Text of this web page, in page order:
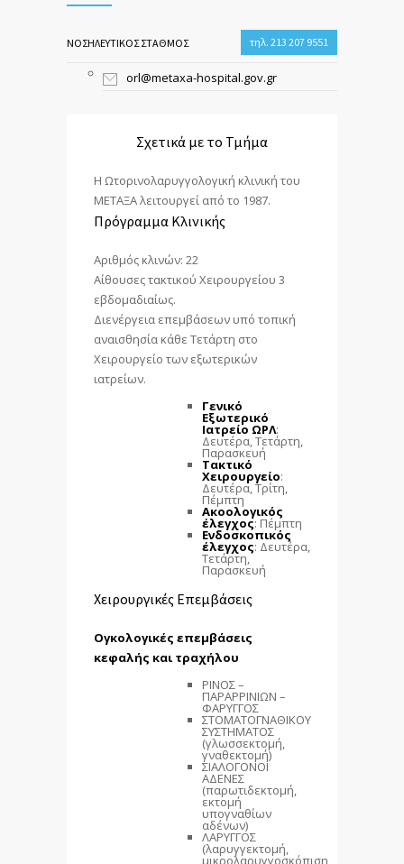
ΝΟΣΗΛΕΥΤΙΚΟΣ ΣΤΑΘΜΟΣ τηλ. 213 207 9551
orl@metaxa-hospital.gov.gr
Σχετικά με το Τμήμα
Η Ωτορινολαρυγγολογική κλινική του
ΜΕΤΑΞΑ λειτουργεί από το 1987.
Πρόγραμμα Κλινικής
Αριθμός κλινών: 22
Αίθουσες τακτικού Χειρουργείου 3
εβδομαδιαίως.
Διενέργεια επεμβάσεων υπό τοπική
αναισθησία κάθε Τετάρτη στο
Χειρουργείο των εξωτερικών
ιατρείων.
Γενικό
Εξωτερικό
Ιατρείο ΩΡΛ:
Δευτέρα, Τετάρτη,
Παρασκευή
Τακτικό
Χειρουργείο:
Δευτέρα, Τρίτη,
Πέμπτη
Ακοολογικός
έλεγχος: Πέμπτη
Ενδοσκοπικός
έλεγχος: Δευτέρα,
Τετάρτη,
Παρασκευή
Χειρουργικές Επεμβάσεις
Ογκολογικές επεμβάσεις
κεφαλής και τραχήλου
ΡΙΝΟΣ –
ΠΑΡΑΡΡΙΝΙΩΝ –
ΦΑΡΥΓΓΟΣ
ΣΤΟΜΑΤΟΓΝΑΘΙΚΟΥ
ΣΥΣΤΗΜΑΤΟΣ
(γλωσσεκτομή,
γναθεκτομή)
ΣΙΑΛΟΓΟΝΟΙ
ΑΔΕΝΕΣ
(παρωτιδεκτομή,
εκτομή
υπογναθίων
αδένων)
ΛΑΡΥΓΓΟΣ
(λαρυγγεκτομή,
μικρολαρυγγοσκόπιση